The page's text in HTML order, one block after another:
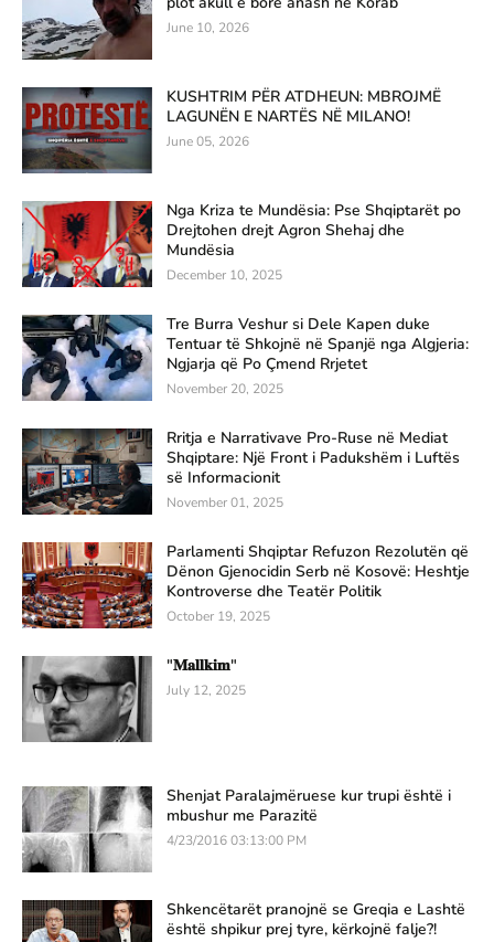
June 10, 2026
KUSHTRIM PËR ATDHEUN: MBROJMË
LAGUNËN E NARTËS NË MILANO!
June 05, 2026
Nga Kriza te Mundësia: Pse Shqiptarët po
Drejtohen drejt Agron Shehaj dhe
Mundësia
December 10, 2025
Tre Burra Veshur si Dele Kapen duke
Tentuar të Shkojnë në Spanjë nga Algjeria:
Ngjarja që Po Çmend Rrjetet
November 20, 2025
Rritja e Narrativave Pro-Ruse në Mediat
Shqiptare: Një Front i Padukshëm i Luftës
së Informacionit
November 01, 2025
Parlamenti Shqiptar Refuzon Rezolutën që
Dënon Gjenocidin Serb në Kosovë: Heshtje
Kontroverse dhe Teatër Politik
October 19, 2025
"𝐌𝐚𝐥𝐥𝐤𝐢𝐦"
July 12, 2025
Shenjat Paralajmëruese kur trupi është i
mbushur me Parazitë
4/23/2016 03:13:00 PM
Shkencëtarët pranojnë se Greqia e Lashtë
është shpikur prej tyre, kërkojnë falje?!